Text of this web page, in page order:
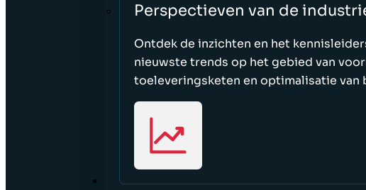
Perspectieven van de
Ontdek de inzichten en het
nieuwste trends op het gebied van
toeleveringsketen en optimalisatie van
OVER